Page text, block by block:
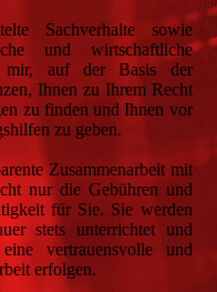
Sachverhalte sowie
und wirtschaftliche
mir, auf der Basis der
Ihnen zu Ihrem Recht
zu finden und Ihnen vor
zu geben.
Zusammenarbeit mit
nur die Gebühren und
für Sie. Sie werden
stets unterrichtet und
vertrauensvolle und
erfolgen.